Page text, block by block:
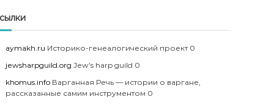
aymakh.ru Историко-генеалогический проект 0
jewsharpguild.org Jew’s harp guild 0
khomus.info Варганная Речь — истории о варгане,
рассказанные самим инструментом 0